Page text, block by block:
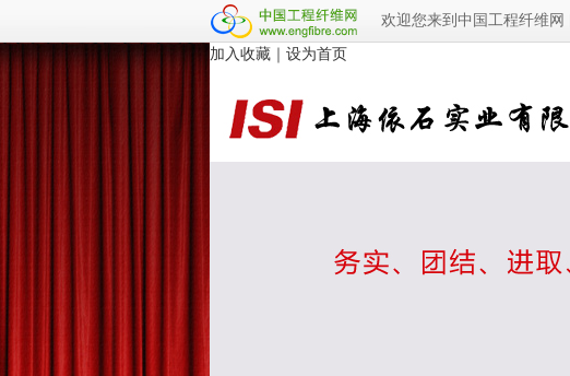
欢迎您来到中国工程纤维网
加入收藏 设为首页